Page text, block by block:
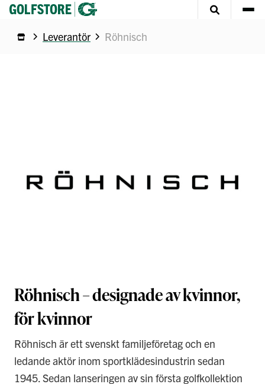
Leverantör Röhnisch
Röhnisch – designade av kvinnor,
för kvinnor
Röhnisch är ett svenskt familjeföretag och en
ledande aktör inom sportklädesindustrin sedan
1945. Sedan lanseringen av sin första golfkollektion